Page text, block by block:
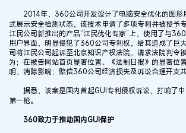
2014年，360公司开发设计了电脑安全优化的图形
式展示安全检测状态，该技术申请了多项专利并被授予
江民公司新推出的产品“江民优化专家”上，使用了与
用户界面，明显侵犯了360公司专利权，给其造成了巨
司将江民公司起诉至北京知识产权法院，请求法院判令
为；在被告网站首页显著位置、《法制日报》的显著位
明，消除影响；赔偿360公司经济损失及诉讼合理开支
据悉，该案是国内首起GUI专利侵权诉讼，打响了中
第一枪。
360致力于推动国内GUI保护